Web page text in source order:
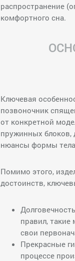
распространение
комфортного сна.
Ключевая
позвоночник
от конкретной
пружинных блоков,
нюансы формы
Помимо этого,
достоинств,
правил,
свои
Прекрасные
процессе